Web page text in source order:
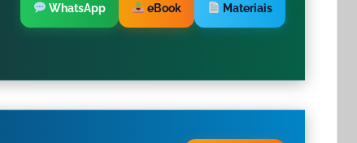
WhatsApp eBook Materiais